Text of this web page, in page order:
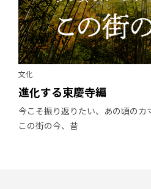
文化
進化する東慶寺編
今こそ振り返りたい、あの頃のカ
この街の今、昔